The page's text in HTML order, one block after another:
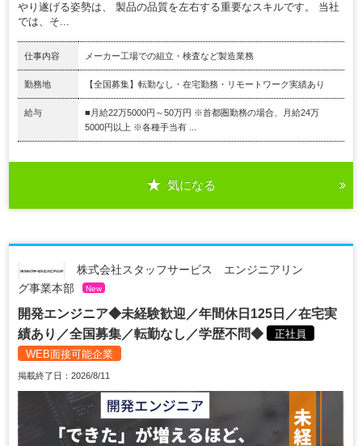
やり遂げる姿勢は、 製品の品質を左右する重要なスキルです。 当社
では、そ...
仕事内容 メーカー工場での組立・検査など製造業務
勤務地 【全国募集】転勤なし・在宅勤務・リモートワーク実績あり
給与
■月給22万5000円～50万円 ※首都圏勤務の場合、月給24万
5000円以上 ※各種手当有 ...
気になる
株式会社スタッフサービス エンジニアリン
グ事業本部
New
開発エンジニア◆未経験歓迎／年間休日125日／在宅実
績あり／全国募集／転勤なし／学歴不問◆
正社員
WEB面接可能企業
掲載終了日：2026/8/11